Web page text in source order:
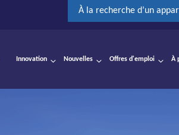
À la recherche d’un
Innovation Nouvelles Offres d'emploi À